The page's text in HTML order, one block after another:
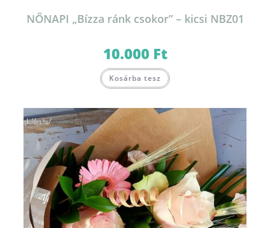
NŐNAPI „Bízza ránk csokor” – kicsi NBZ01
10.000 Ft
Kosárba tesz